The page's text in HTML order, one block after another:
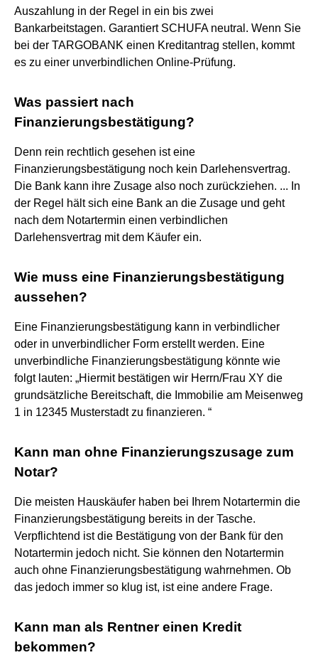
Auszahlung in der Regel in ein bis zwei
Bankarbeitstagen. Garantiert SCHUFA neutral. Wenn Sie
bei der TARGOBANK einen Kreditantrag stellen, kommt
es zu einer unverbindlichen Online-Prüfung.
Was passiert nach
Finanzierungsbestätigung?
Denn rein rechtlich gesehen ist eine
Finanzierungsbestätigung noch kein Darlehensvertrag.
Die Bank kann ihre Zusage also noch zurückziehen. ... In
der Regel hält sich eine Bank an die Zusage und geht
nach dem Notartermin einen verbindlichen
Darlehensvertrag mit dem Käufer ein.
Wie muss eine Finanzierungsbestätigung
aussehen?
Eine Finanzierungsbestätigung kann in verbindlicher
oder in unverbindlicher Form erstellt werden. Eine
unverbindliche Finanzierungsbestätigung könnte wie
folgt lauten: „Hiermit bestätigen wir Herrn/Frau XY die
grundsätzliche Bereitschaft, die Immobilie am Meisenweg
1 in 12345 Musterstadt zu finanzieren. “
Kann man ohne Finanzierungszusage zum
Notar?
Die meisten Hauskäufer haben bei Ihrem Notartermin die
Finanzierungsbestätigung bereits in der Tasche.
Verpflichtend ist die Bestätigung von der Bank für den
Notartermin jedoch nicht. Sie können den Notartermin
auch ohne Finanzierungsbestätigung wahrnehmen. Ob
das jedoch immer so klug ist, ist eine andere Frage.
Kann man als Rentner einen Kredit
bekommen?